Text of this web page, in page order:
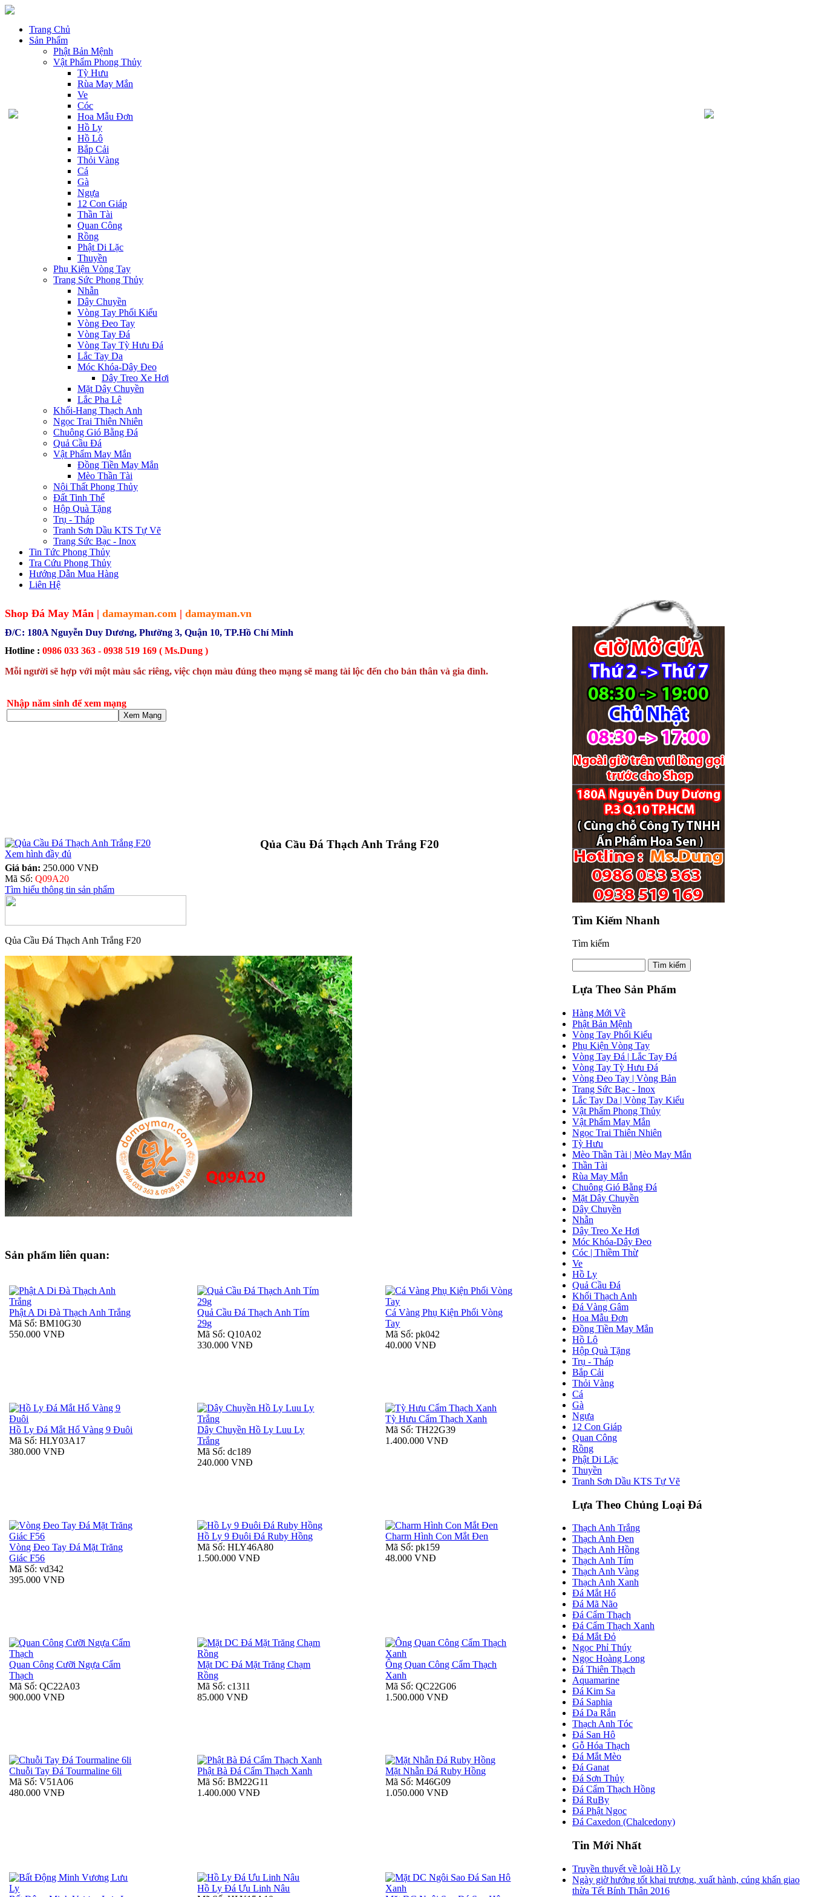
Trang Chủ
Sản Phẩm
Phật Bản Mệnh
Vật Phẩm Phong Thủy
Tỳ Hưu
Rùa May Mắn
Ve
Cóc
Hoa Mẫu Đơn
Hồ Ly
Hồ Lô
Bắp Cải
Thỏi Vàng
Cá
Gà
Ngựa
12 Con Giáp
Thần Tài
Quan Công
Rồng
Phật Di Lặc
Thuyền
Phụ Kiện Vòng Tay
Trang Sức Phong Thủy
Nhẫn
Dây Chuyền
Vòng Tay Phối Kiểu
Vòng Đeo Tay
Vòng Tay Đá
Vòng Tay Tỳ Hưu Đá
Lắc Tay Da
Móc Khóa-Dây Đeo
Dây Treo Xe Hơi
Mặt Dây Chuyền
Lắc Pha Lê
Khối-Hang Thạch Anh
Ngọc Trai Thiên Nhiên
Chuông Gió Bằng Đá
Quả Cầu Đá
Vật Phẩm May Mắn
Đồng Tiền May Mắn
Mèo Thần Tài
Nội Thất Phong Thủy
Đất Tinh Thể
Hộp Quà Tặng
Trụ - Tháp
Tranh Sơn Dầu KTS Tự Vẽ
Trang Sức Bạc - Inox
Tin Tức Phong Thủy
Tra Cứu Phong Thủy
Hướng Dẫn Mua Hàng
Liên Hệ
Shop Đá May Mắn | damayman.com | damayman.vn
Đ/C: 180A Nguyễn Duy Dương, Phường 3, Quận 10, TP.Hồ Chí Minh
Hotline : 0986 033 363 - 0938 519 169 ( Ms.Dung )
Mỗi người sẽ hợp với một màu sắc riêng, việc chọn màu đúng theo mạng sẽ mang tài lộc đến cho bản thân và gia đình.
Nhập năm sinh để xem mạng
Xem Mạng
Xem hình đầy đủ
Qủa Cầu Đá Thạch Anh Trắng F20
Giá bán: 250.000 VNĐ
Mã Số: Q09A20
Tìm hiểu thông tin sản phẩm
Qủa Cầu Đá Thạch Anh Trắng F20
Sản phẩm liên quan:
Phật A Di Đà Thạch Anh Trắng
Mã Số: BM10G30
550.000 VNĐ
Quả Cầu Đá Thạch Anh Tím
29g
Mã Số: Q10A02
330.000 VNĐ
Cá Vàng Phụ Kiện Phối Vòng
Tay
Mã Số: pk042
40.000 VNĐ
Hồ Ly Đá Mắt Hổ Vàng 9 Đuôi
Mã Số: HLY03A17
380.000 VNĐ
Dây Chuyền Hồ Ly Luu Ly
Trắng
Mã Số: dc189
240.000 VNĐ
Tỳ Hưu Cẩm Thạch Xanh
Mã Số: TH22G39
1.400.000 VNĐ
Vòng Đeo Tay Đá Mặt Trăng
Giác F56
Mã Số: vd342
395.000 VNĐ
Hồ Ly 9 Đuôi Đá Ruby Hồng
Mã Số: HLY46A80
1.500.000 VNĐ
Charm Hình Con Mắt Đen
Mã Số: pk159
48.000 VNĐ
Quan Công Cưỡi Ngựa Cẩm
Thạch
Mã Số: QC22A03
900.000 VNĐ
Mặt DC Đá Mặt Trăng Chạm
Rồng
Mã Số: c1311
85.000 VNĐ
Ông Quan Công Cẩm Thạch
Xanh
Mã Số: QC22G06
1.500.000 VNĐ
Chuỗi Tay Đá Tourmaline 6li
Mã Số: V51A06
480.000 VNĐ
Phật Bà Đá Cẩm Thạch Xanh
Mã Số: BM22G11
1.400.000 VNĐ
Mặt Nhẫn Đá Ruby Hồng
Mã Số: M46G09
1.050.000 VNĐ
Hồ Ly Đá Ưu Linh Nâu
Tìm Kiếm Nhanh
Tìm kiếm
Lựa Theo Sản Phẩm
Hàng Mới Về
Phật Bản Mệnh
Vòng Tay Phối Kiểu
Phụ Kiện Vòng Tay
Vòng Tay Đá | Lắc Tay Đá
Vòng Tay Tỳ Hưu Đá
Vòng Đeo Tay | Vòng Bản
Trang Sức Bạc - Inox
Lắc Tay Da | Vòng Tay Kiểu
Vật Phẩm Phong Thủy
Vật Phẩm May Mắn
Ngọc Trai Thiên Nhiên
Tỳ Hưu
Mèo Thần Tài | Mèo May Mắn
Thần Tài
Rùa May Mắn
Chuông Gió Bằng Đá
Mặt Dây Chuyền
Dây Chuyền
Nhẫn
Dây Treo Xe Hơi
Móc Khóa-Dây Đeo
Cóc | Thiềm Thừ
Ve
Hồ Ly
Quả Cầu Đá
Khối Thạch Anh
Đá Vàng Gâm
Hoa Mẫu Đơn
Đồng Tiền May Mắn
Hồ Lô
Hộp Quà Tặng
Trụ - Tháp
Bắp Cải
Thỏi Vàng
Cá
Gà
Ngựa
12 Con Giáp
Quan Công
Rồng
Phật Di Lặc
Thuyền
Tranh Sơn Dầu KTS Tự Vẽ
Lựa Theo Chủng Loại Đá
Thạch Anh Trắng
Thạch Anh Đen
Thạch Anh Hồng
Thạch Anh Tím
Thạch Anh Vàng
Thạch Anh Xanh
Đá Mắt Hổ
Đá Mã Não
Đá Cẩm Thạch
Đá Cẩm Thạch Xanh
Đá Mắt Đỏ
Ngọc Phỉ Thúy
Ngọc Hoàng Long
Đá Thiên Thạch
Aquamarine
Đá Kim Sa
Đá Saphia
Đá Da Rắn
Thạch Anh Tóc
Đá San Hô
Gỗ Hóa Thạch
Đá Mắt Mèo
Đá Ganat
Đá Sơn Thủy
Đá Cẩm Thạch Hồng
Đá RuBy
Đá Phật Ngọc
Đá Caxedon (Chalcedony)
Tin Mới Nhất
Truyền thuyết về loài Hồ Ly
Ngày giờ hướng tốt khai trương, xuất hành, cúng khấn giao
thừa Tết Bính Thân 2016